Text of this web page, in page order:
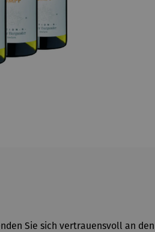
Sie sich vertrauensvoll an